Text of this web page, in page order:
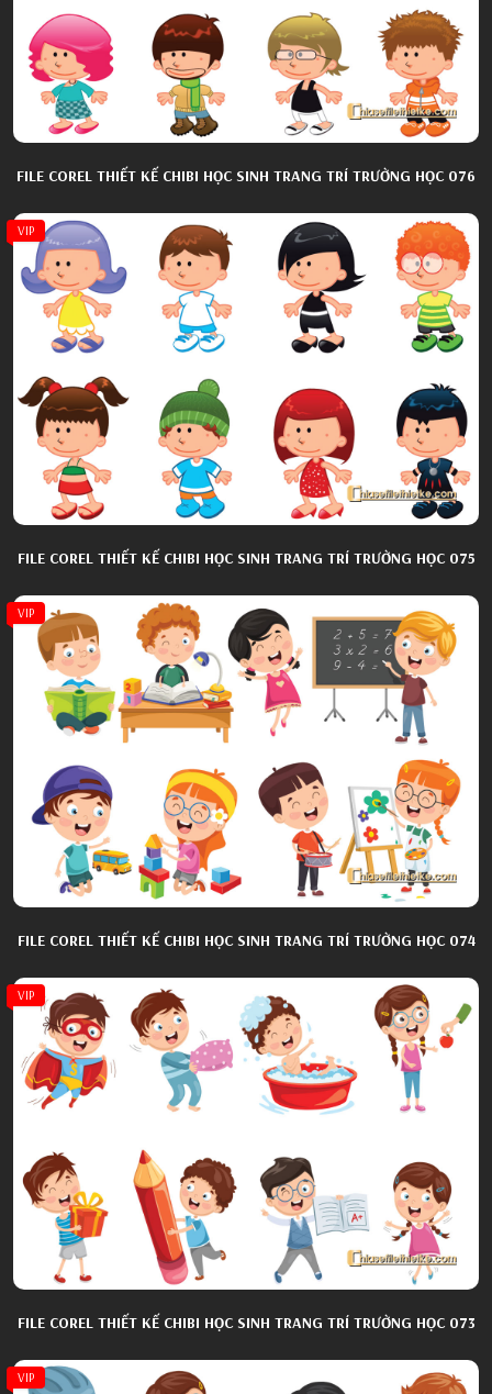
FILE COREL THIẾT KẾ CHIBI HỌC SINH TRANG TRÍ TRƯỜNG HỌC 076
VIP
FILE COREL THIẾT KẾ CHIBI HỌC SINH TRANG TRÍ TRƯỜNG HỌC 075
VIP
FILE COREL THIẾT KẾ CHIBI HỌC SINH TRANG TRÍ TRƯỜNG HỌC 074
VIP
FILE COREL THIẾT KẾ CHIBI HỌC SINH TRANG TRÍ TRƯỜNG HỌC 073
VIP